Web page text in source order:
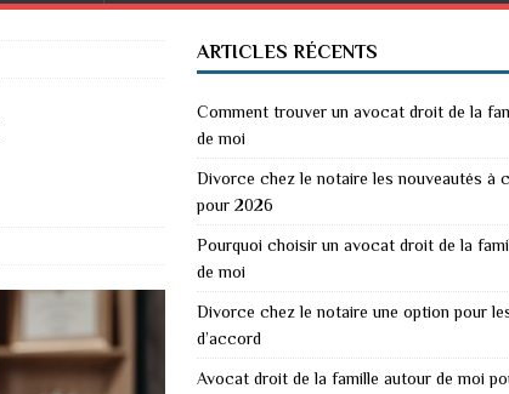
ARTICLES RÉCENTS
Comment trouver un avocat droit de la
de moi
Divorce chez le notaire les nouveautés à
pour 2026
Pourquoi choisir un avocat droit de la
de moi
Divorce chez le notaire une option pour
d’accord
Avocat droit de la famille autour de moi